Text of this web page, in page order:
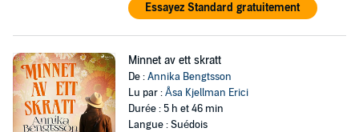
Essayez Standard gratuitement
Minnet av ett skratt
De :Annika Bengtsson
Lu par :Åsa Kjellman Erici
Durée : 5 h et 46 min
Langue : Suédois